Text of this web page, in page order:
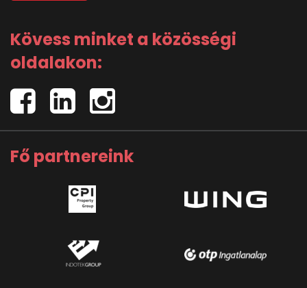
Kövess minket a közösségi
oldalakon:
Fő partnereink